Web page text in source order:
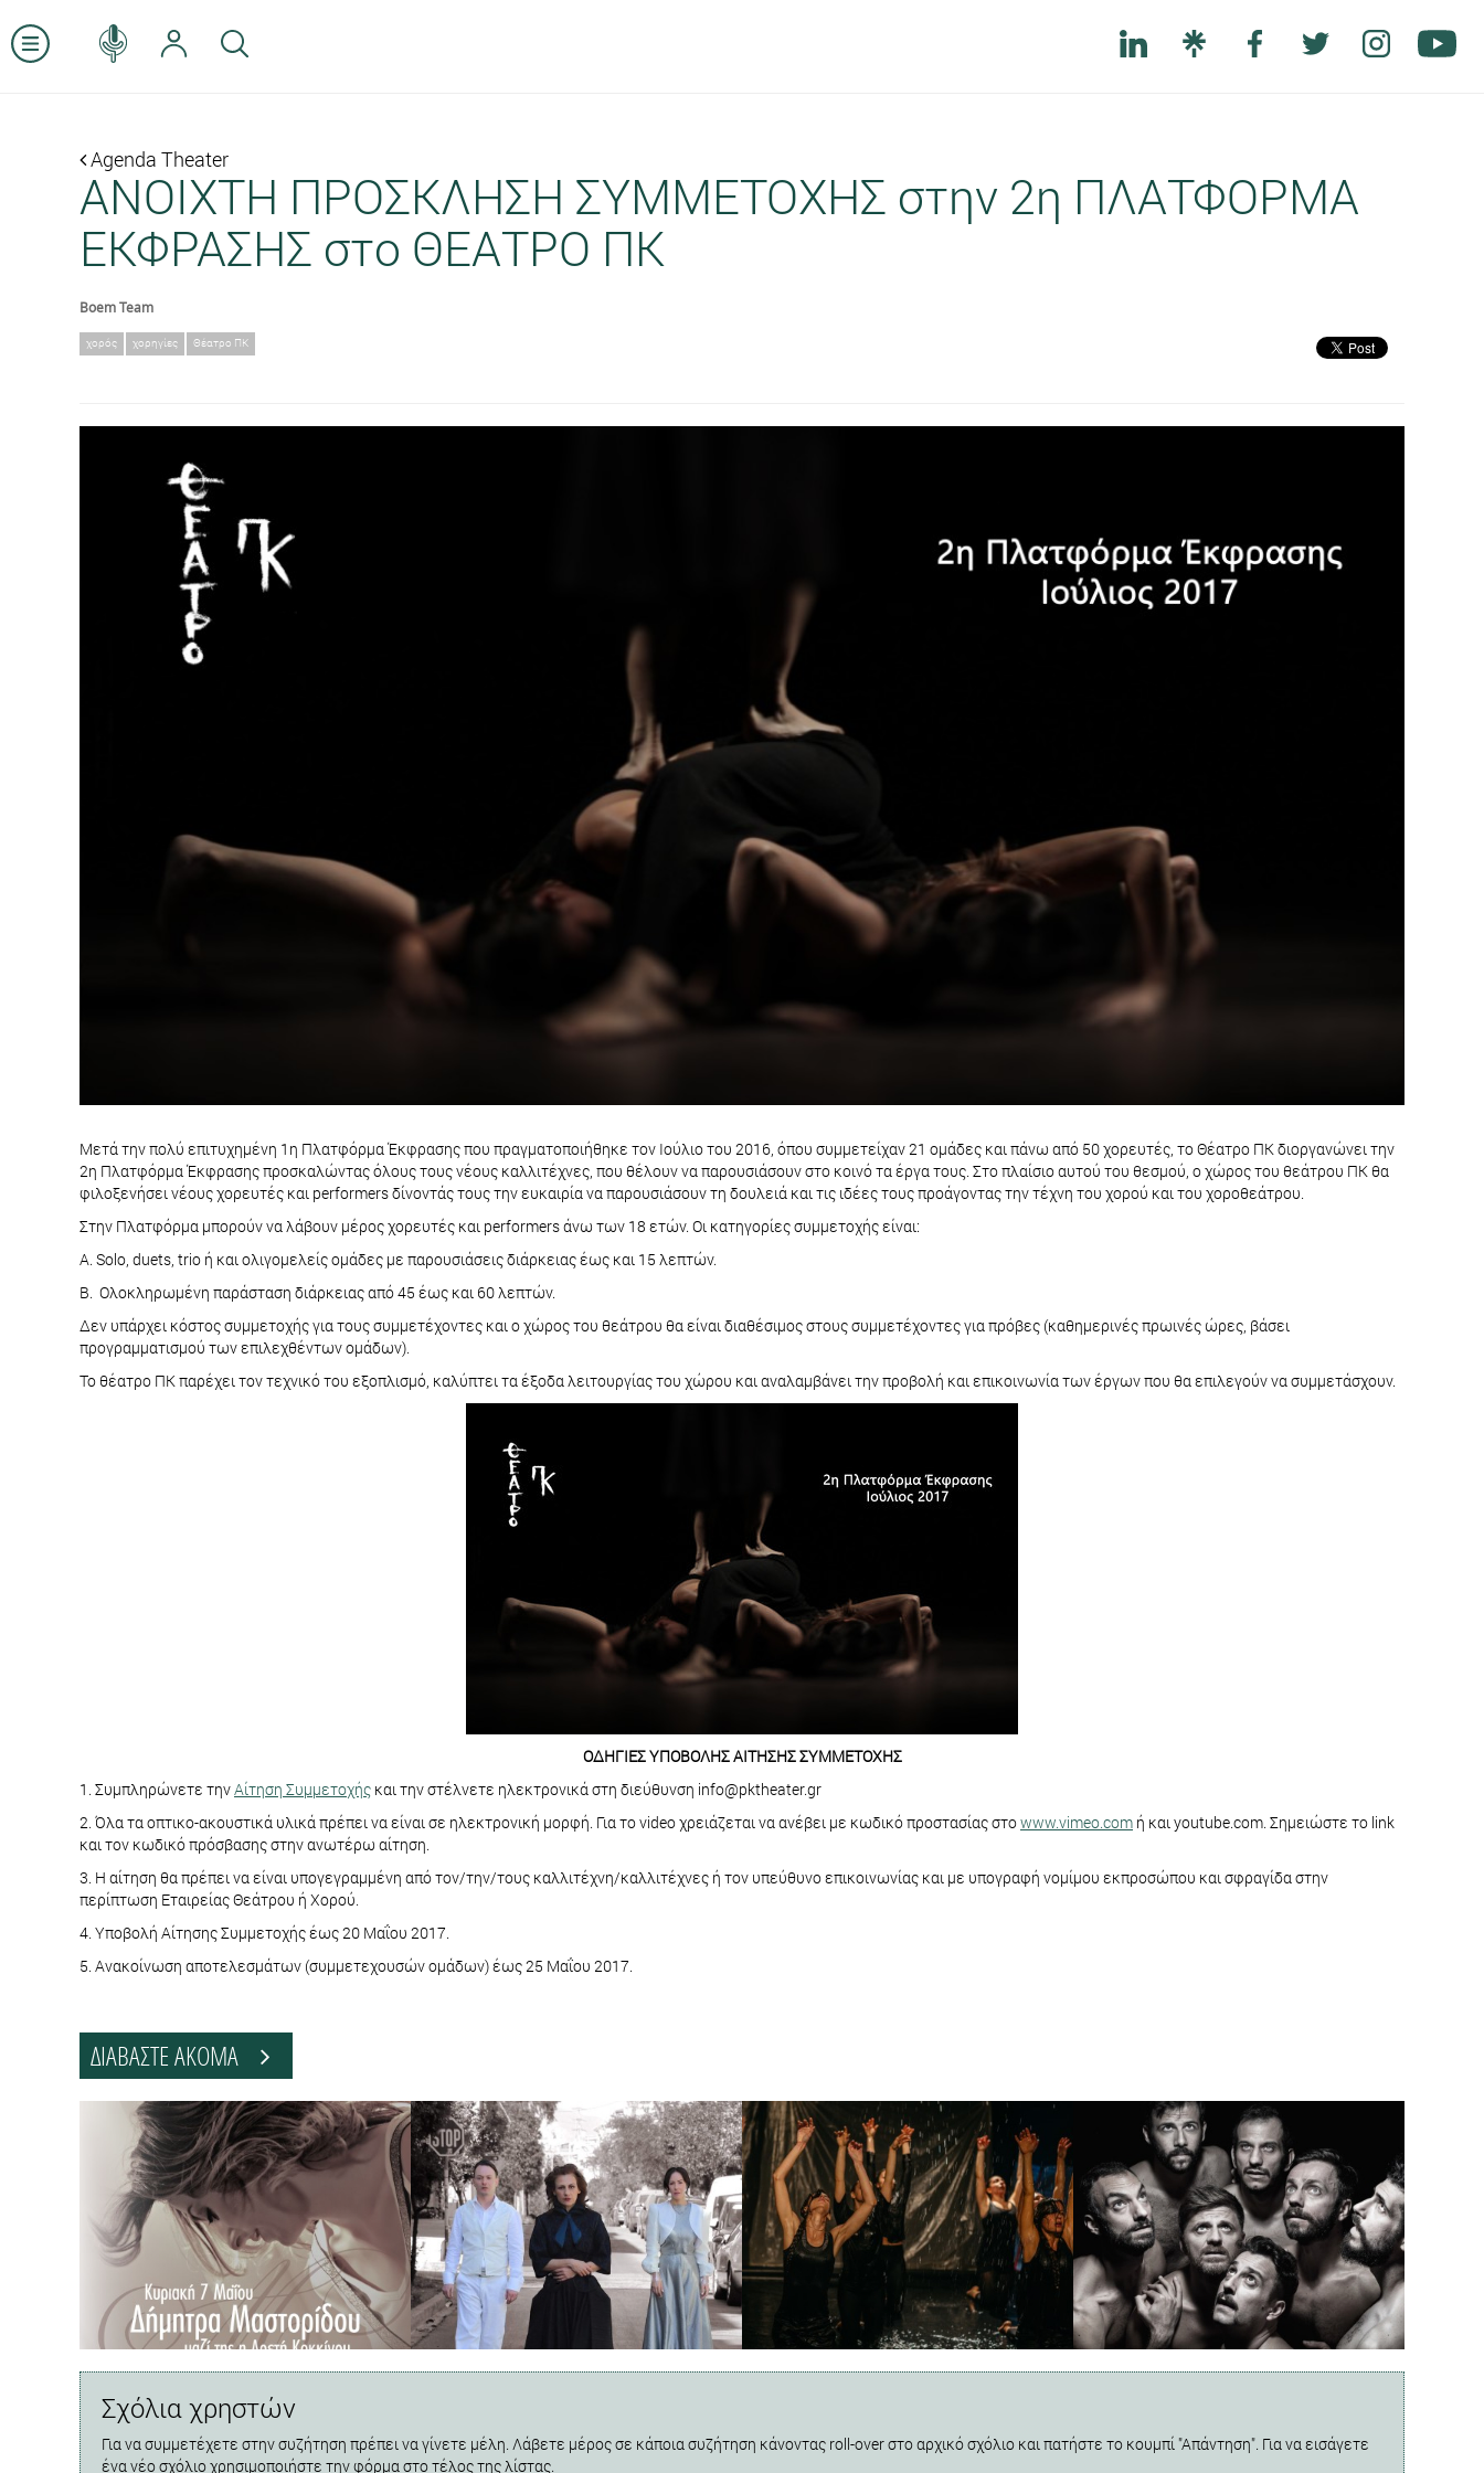
Agenda Theater
ΑΝΟΙΧΤΗ ΠΡΟΣΚΛΗΣΗ ΣΥΜΜΕΤΟΧΗΣ στην 2η ΠΛΑΤΦΟΡΜΑ
ΕΚΦΡΑΣΗΣ στο ΘΕΑΤΡΟ ΠΚ
Boem Team
χορός χορηγίες Θέατρο ΠΚ
Μετά την πολύ επιτυχημένη 1η Πλατφόρμα Έκφρασης που πραγματοποιήθηκε τον Ιούλιο του 2016, όπου συμμετείχαν 21 ομάδες και πάνω από 50 χορευτές, το Θέατρο ΠΚ διοργανώνει την
2η Πλατφόρμα Έκφρασης προσκαλώντας όλους τους νέους καλλιτέχνες, που θέλουν να παρουσιάσουν στο κοινό τα έργα τους. Στο πλαίσιο αυτού του θεσμού, ο χώρος του θεάτρου ΠΚ θα
φιλοξενήσει νέους χορευτές και performers δίνοντάς τους την ευκαιρία να παρουσιάσουν τη δουλειά και τις ιδέες τους προάγοντας την τέχνη του χορού και του χοροθεάτρου.
Στην Πλατφόρμα μπορούν να λάβουν μέρος χορευτές και performers άνω των 18 ετών. Οι κατηγορίες συμμετοχής είναι:
Α. Solo, duets, trio ή και ολιγομελείς ομάδες με παρουσιάσεις διάρκειας έως και 15 λεπτών.
Β. Ολοκληρωμένη παράσταση διάρκειας από 45 έως και 60 λεπτών.
Δεν υπάρχει κόστος συμμετοχής για τους συμμετέχοντες και ο χώρος του θεάτρου θα είναι διαθέσιμος στους συμμετέχοντες για πρόβες (καθημερινές πρωινές ώρες, βάσει
προγραμματισμού των επιλεχθέντων ομάδων).
Το θέατρο ΠΚ παρέχει τον τεχνικό του εξοπλισμό, καλύπτει τα έξοδα λειτουργίας του χώρου και αναλαμβάνει την προβολή και επικοινωνία των έργων που θα επιλεγούν να συμμετάσχουν.
ΟΔΗΓΙΕΣ ΥΠΟΒΟΛΗΣ ΑΙΤΗΣΗΣ ΣΥΜΜΕΤΟΧΗΣ
1. Συμπληρώνετε τηνΑίτηση Συμμετοχής και την στέλνετε ηλεκτρονικά στη διεύθυνση info@pktheater.gr
2. Όλα τα οπτικο-ακουστικά υλικά πρέπει να είναι σε ηλεκτρονική μορφή. Για το video χρειάζεται να ανέβει με κωδικό προστασίας στοwww.vimeo.com ή και youtube.com. Σημειώστε το link
και τον κωδικό πρόσβασης στην ανωτέρω αίτηση.
3. Η αίτηση θα πρέπει να είναι υπογεγραμμένη από τον/την/τους καλλιτέχνη/καλλιτέχνες ή τον υπεύθυνο επικοινωνίας και με υπογραφή νομίμου εκπροσώπου και σφραγίδα στην
περίπτωση Εταιρείας Θεάτρου ή Χορού.
4. Υποβολή Αίτησης Συμμετοχής έως 20 Μαΐου 2017.
5. Ανακοίνωση αποτελεσμάτων (συμμετεχουσών ομάδων) έως 25 Μαΐου 2017.
ΔΙΑΒΑΣΤΕ ΑΚΟΜΑ
Σχόλια χρηστών
Για να συμμετέχετε στην συζήτηση πρέπει να γίνετε μέλη. Λάβετε μέρος σε κάποια συζήτηση κάνοντας roll-over στο αρχικό σχόλιο και πατήστε το κουμπί "Απάντηση". Για να εισάγετε
ένα νέο σχόλιο χρησιμοποιήστε την φόρμα στο τέλος της λίστας.